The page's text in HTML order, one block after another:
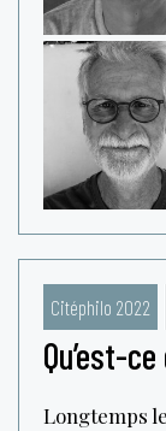
Citéphilo 2022
Qu’est-
Longtemps